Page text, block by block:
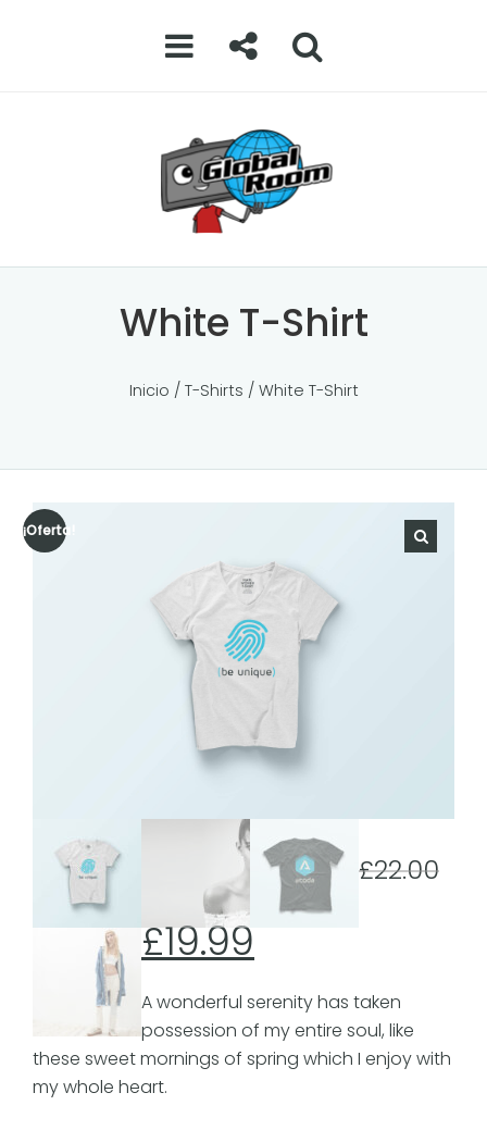
White T-Shirt
Inicio / T-Shirts / White T-Shirt
¡Oferta! 🔍
£22.00
£19.99
A wonderful serenity has taken
possession of my entire soul, like
these sweet mornings of spring which I enjoy with
my whole heart.